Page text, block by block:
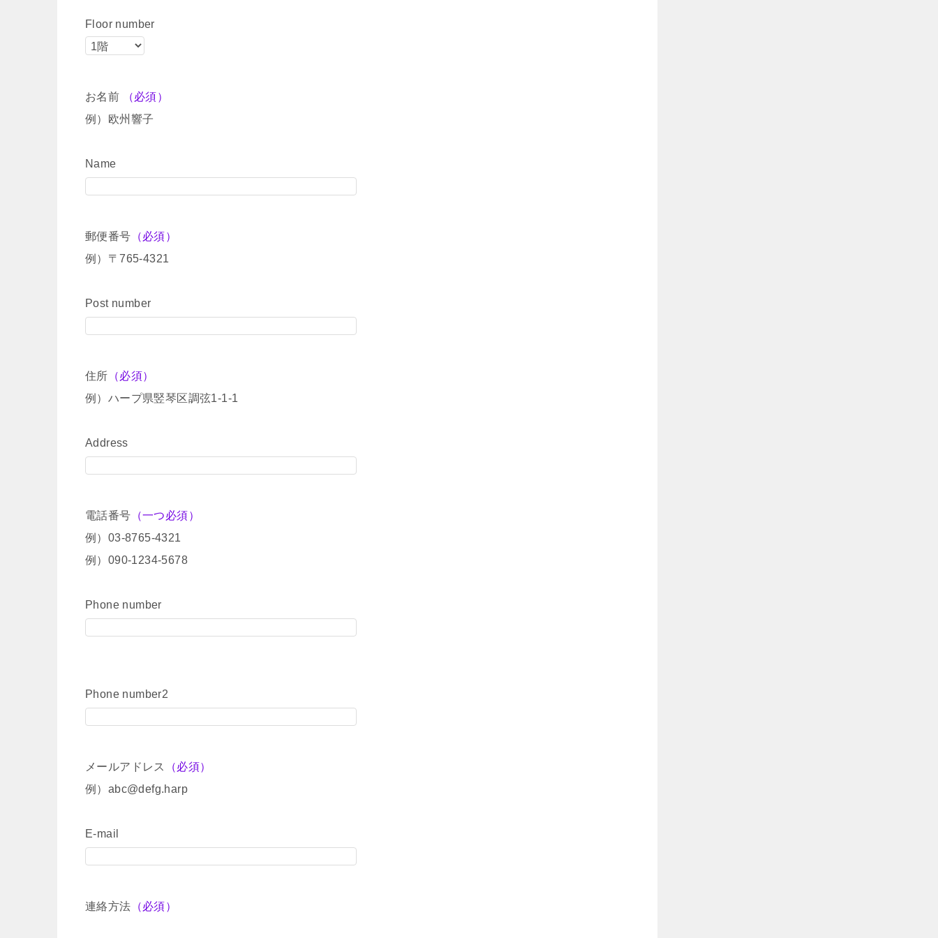
Floor number
お名前
（必須）
例）欧州響子
Name
郵便番号 （必須）
例）〒765-4321
Post number
住所 （必須）
例）ハープ県竪琴区調弦1-1-1
Address
電話番号 （一つ必須）
例）03-8765-4321
例）090-1234-5678
Phone number
Phone number2
メールアドレス
（必須）
例）abc@defg.harp
E-mail
連絡方法 （必須）